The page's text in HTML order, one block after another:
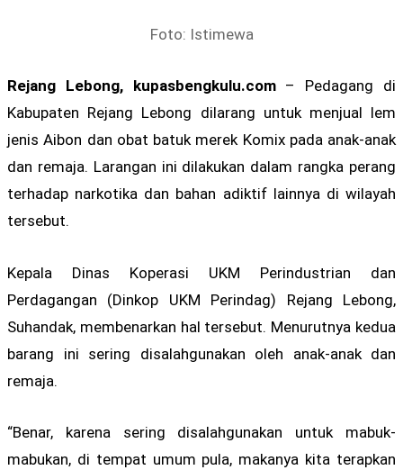
Foto: Istimewa
Rejang Lebong, kupasbengkulu.com– Pedagang di
Kabupaten Rejang Lebong dilarang untuk menjual lem
jenis Aibon dan obat batuk merek Komix pada anak-anak
dan remaja. Larangan ini dilakukan dalam rangka perang
terhadap narkotika dan bahan adiktif lainnya di wilayah
tersebut.
Kepala Dinas Koperasi UKM Perindustrian dan
Perdagangan (Dinkop UKM Perindag) Rejang Lebong,
Suhandak, membenarkan hal tersebut. Menurutnya kedua
barang ini sering disalahgunakan oleh anak-anak dan
remaja.
“Benar, karena sering disalahgunakan untuk mabuk-
mabukan, di tempat umum pula, makanya kita terapkan